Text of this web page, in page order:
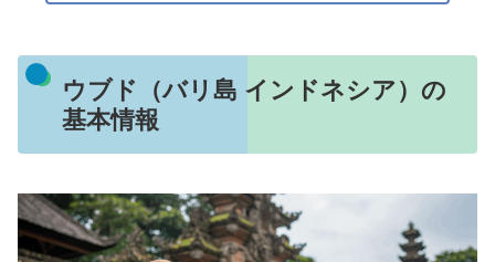
ウブド（バリ島 インドネシア）の
基本情報